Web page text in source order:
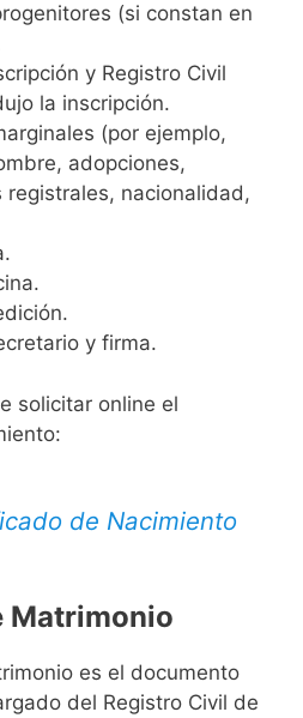
(si constan en
y Registro Civil
la inscripción.
(por ejemplo,
adopciones,
registrales, nacionalidad,
y firma.
solicitar online el
de Nacimiento
Matrimonio
es el documento
del Registro Civil de